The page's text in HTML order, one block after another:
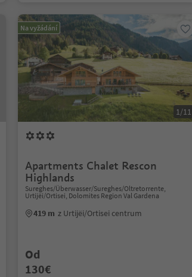
Na vyžádání
1/11
Apartments Chalet Rescon
Highlands
Sureghes/Überwasser/Sureghes/Oltretorrente,
Urtijëi/Ortisei, Dolomites Region Val Gardena
419 m z Urtijëi/Ortisei centrum
Od
130€